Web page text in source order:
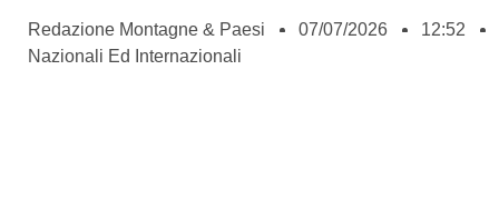
Redazione Montagne & Paesi 07/07/2026
12:52
Nazionali Ed Internazionali